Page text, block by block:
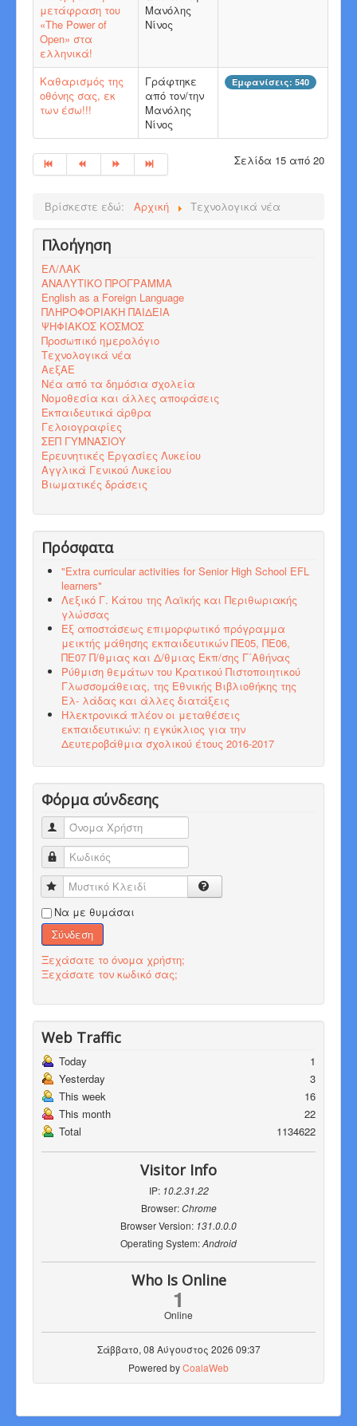
μετάφραση του
«The Power of
Open» στα
ελληνικά!
Μανόλης
Νίνος
Καθαρισμός της
οθόνης σας, εκ
των έσω!!!
Γράφτηκε
από τον/την
Μανόλης
Νίνος
Εμφανίσεις: 540
Σελίδα 15 από 20
Βρίσκεστε εδώ: Αρχική Τεχνολογικά νέα
Πλοήγηση
ΕΛ/ΛΑΚ
ΑΝΑΛΥΤΙΚΟ ΠΡΟΓΡΑΜΜΑ
English as a Foreign Language
ΠΛΗΡΟΦΟΡΙΑΚΗ ΠΑΙΔΕΙΑ
ΨΗΦΙΑΚΟΣ ΚΟΣΜΟΣ
Προσωπικό ημερολόγιο
Τεχνολογικά νέα
ΑεξΑΕ
Νέα από τα δημόσια σχολεία
Νομοθεσία και άλλες αποφάσεις
Εκπαιδευτικά άρθρα
Γελοιογραφίες
ΣΕΠ ΓΥΜΝΑΣΙΟΥ
Ερευνητικές Εργασίες Λυκείου
Αγγλικά Γενικού Λυκείου
Βιωματικές δράσεις
Πρόσφατα
"Εxtra curricular activities for Senior High School EFL
learners"
Λεξικό Γ. Κάτου της Λαϊκής και Περιθωριακής
γλώσσας
Εξ αποστάσεως επιμορφωτικό πρόγραμμα
μεικτής μάθησης εκπαιδευτικών ΠΕ05, ΠΕ06,
ΠΕ07 Π/θμιας και Δ/θμιας Εκπ/σης Γ΄Αθήνας
Ρύθμιση θεμάτων του Κρατικού Πιστοποιητικού
Γλωσσομάθειας, της Εθνικής Βιβλιοθήκης της
Ελ- λάδας και άλλες διατάξεις
Ηλεκτρονικά πλέον οι μεταθέσεις
εκπαιδευτικών: η εγκύκλιος για την
Δευτεροβάθμια σχολικού έτους 2016-2017
Φόρμα σύνδεσης
Όνομα Χρήστη
Κωδικός
Μυστικό Κλειδί
Να με θυμάσαι
Σύνδεση
Ξεχάσατε το όνομα χρήστη;
Ξεχάσατε τον κωδικό σας;
Web Traffic
Today
1
Yesterday
3
This week
16
This month
22
Total
1134622
Visitor Info
IP: 10.2.31.22
Browser:Chrome
Browser Version: 131.0.0.0
Operating System:Android
Who Is Online
1
Online
Σάββατο, 08 Αύγουστος 2026 09:37
Powered byCoalaWeb